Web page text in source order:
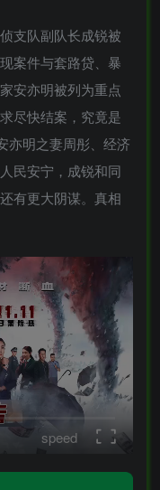
支队副队长成锐被
案件与套路贷、暴
安亦明被列为重点
尽快结案，究竟是
亦明之妻周彤、经济
民安宁，成锐和同
有更大阴谋。真相
speed